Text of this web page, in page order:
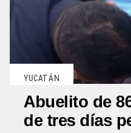
YUCATÁN
Abuelito de
de tres días